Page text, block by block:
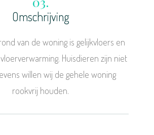
Omschrijving
van de woning is gelijkvloers en
Huisdieren zijn niet
willen wij de gehele woning
rookvrij houden.